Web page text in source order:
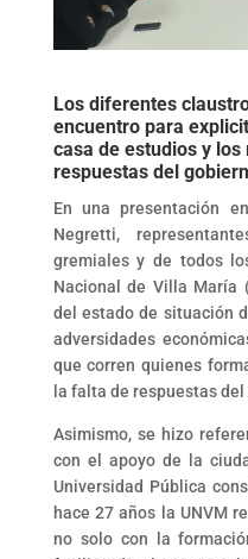
Los diferentes
encuentro para
casa de estudios y
respuestas del
En una presentación
Negretti,
gremiales y de todos
Nacional de Villa María
del estado de situación
adversidades
que corren quienes
la falta de respuestas
Asimismo, se hizo
con el apoyo de la
Universidad Pública
hace 27 años la UNVM
no solo con la